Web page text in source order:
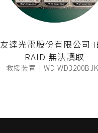
友達光電股份有限公司
RAID 無法讀取
救援裝置｜WD